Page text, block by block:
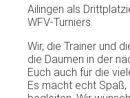
Ailingen als
WFV-Turniers.
Wir, die Trainer und
die Daumen in der
Euch auch für die
Es macht echt Spaß,